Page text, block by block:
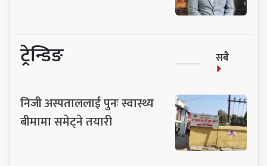
ट्रेन्डिङ सबै
निजी अस्पताललाई पुनः स्वास्थ्य
बीमामा समेट्ने तयारी